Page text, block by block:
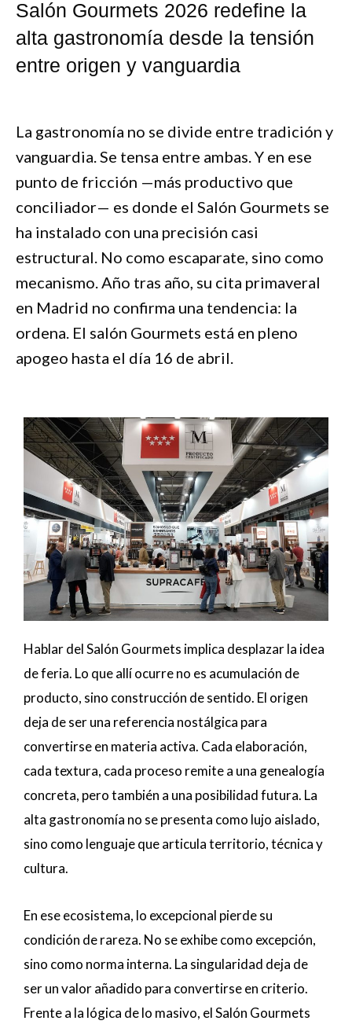
Salón Gourmets 2026 redefine la
alta gastronomía desde la tensión
entre origen y vanguardia
La gastronomía no se divide entre tradición y
vanguardia. Se tensa entre ambas. Y en ese
punto de fricción —más productivo que
conciliador— es donde el Salón Gourmets se
ha instalado con una precisión casi
estructural. No como escaparate, sino como
mecanismo. Año tras año, su cita primaveral
en Madrid no confirma una tendencia: la
ordena. El salón Gourmets está en pleno
apogeo hasta el día 16 de abril.
Hablar del Salón Gourmets implica desplazar la idea
de feria. Lo que allí ocurre no es acumulación de
producto, sino construcción de sentido. El origen
deja de ser una referencia nostálgica para
convertirse en materia activa. Cada elaboración,
cada textura, cada proceso remite a una genealogía
concreta, pero también a una posibilidad futura. La
alta gastronomía no se presenta como lujo aislado,
sino como lenguaje que articula territorio, técnica y
cultura.
En ese ecosistema, lo excepcional pierde su
condición de rareza. No se exhibe como excepción,
sino como norma interna. La singularidad deja de
ser un valor añadido para convertirse en criterio.
Frente a la lógica de lo masivo, el Salón Gourmets